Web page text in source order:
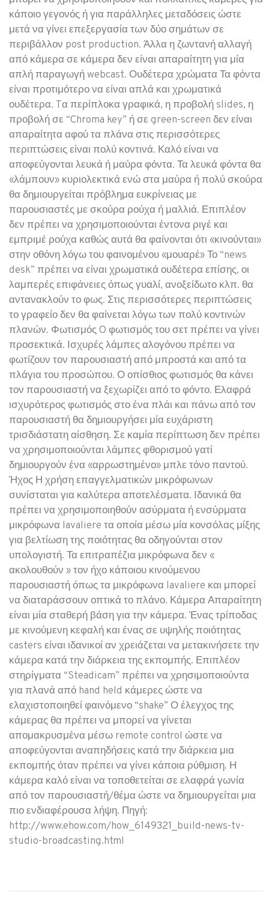
κάποιο γεγονός ή για παράλληλες μεταδόσεις ώστε
μετά να γίνει επεξεργασία των δύο σημάτων σε
περιβάλλον post production. Άλλα η ζωντανή αλλαγή
από κάμερα σε κάμερα δεν είναι απαραίτητη για μία
απλή παραγωγή webcast. Ουδέτερα χρώματα Τα φόντα
είναι προτιμότερο να είναι απλά και χρωματικά
ουδέτερα. Tα περίπλοκα γραφικά, η προβολή slides, η
προβολή σε “Chroma key” ή σε green-screen δεν είναι
απαραίτητα αφού τα πλάνα στις περισσότερες
περιπτώσεις είναι πολύ κοντινά. Καλό είναι να
αποφεύγονται λευκά ή μαύρα φόντα. Τα λευκά φόντα θα
«λάμπουν» κυριολεκτικά ενώ στα μαύρα ή πολύ σκούρα
θα δημιουργείται πρόβλημα ευκρίνειας με
παρουσιαστές με σκούρα ρούχα ή μαλλιά. Επιπλέον
δεν πρέπει να χρησιμοποιούνται έντονα ριγέ και
εμπριμέ ρούχα καθώς αυτά θα φαίνονται ότι «κινούνται»
στην οθόνη λόγω του φαινομένου «μουαρέ» Το “news
desk” πρέπει να είναι χρωματικά ουδέτερα επίσης, οι
λαμπερές επιφάνειες όπως γυαλί, ανοξείδωτο κλπ. θα
αντανακλούν το φως. Στις περισσότερες περιπτώσεις
το γραφείο δεν θα φαίνεται λόγω των πολύ κοντινών
πλανών. Φωτισμός O φωτισμός του σετ πρέπει να γίνει
προσεκτικά. Ισχυρές λάμπες αλογόνου πρέπει να
φωτίζουν τον παρουσιαστή από μπροστά και από τα
πλάγια του προσώπου. Ο οπίσθιος φωτισμός θα κάνει
τον παρουσιαστή να ξεχωρίζει από το φόντο. Ελαφρά
ισχυρότερος φωτισμός στο ένα πλάι και πάνω από τον
παρουσιαστή θα δημιουργήσει μία ευχάριστη
τρισδιάστατη αίσθηση. Σε καμία περίπτωση δεν πρέπει
να χρησιμοποιούνται λάμπες φθορισμού γατί
δημιουργούν ένα «αρρωστημένο» μπλε τόνο παντού.
Ήχος Η χρήση επαγγελματικών μικρόφωνων
συνίσταται για καλύτερα αποτελέσματα. Ιδανικά θα
πρέπει να χρησιμοποιηθούν ασύρματα ή ενσύρματα
μικρόφωνα lavaliere τα οποία μέσω μία κονσόλας μίξης
για βελτίωση της ποιότητας θα οδηγούνται στον
υπολογιστή. Τα επιτραπέζια μικρόφωνα δεν «
ακολουθούν » τον ήχο κάποιου κινούμενου
παρουσιαστή όπως τα μικρόφωνα lavaliere και μπορεί
να διαταράσσουν οπτικά το πλάνο. Κάμερα Απαραίτητη
είναι μία σταθερή βάση για την κάμερα. Ένας τρίποδας
με κινούμενη κεφαλή και ένας σε υψηλής ποιότητας
casters είναι ιδανικοί αν χρειάζεται να μετακινήσετε την
κάμερα κατά την διάρκεια της εκπομπής. Επιπλέον
στηρίγματα “Steadicam” πρέπει να χρησιμοποιούντα
για πλανά από hand held κάμερες ώστε να
ελαχιστοποιηθεί φαινόμενο “shake” Ο έλεγχος της
κάμερας θα πρέπει να μπορεί να γίνεται
απομακρυσμένα μέσω remote control ώστε να
αποφεύγονται αναπηδήσεις κατά την διάρκεια μια
εκπομπής όταν πρέπει να γίνει κάποια ρύθμιση. Η
κάμερα καλό είναι να τοποθετείται σε ελαφρά γωνία
από τον παρουσιαστή/θέμα ώστε να δημιουργείται μια
πιο ενδιαφέρουσα λήψη. Πηγή:
http://www.ehow.com/how_6149321_build-news-tv-
studio-broadcasting.html